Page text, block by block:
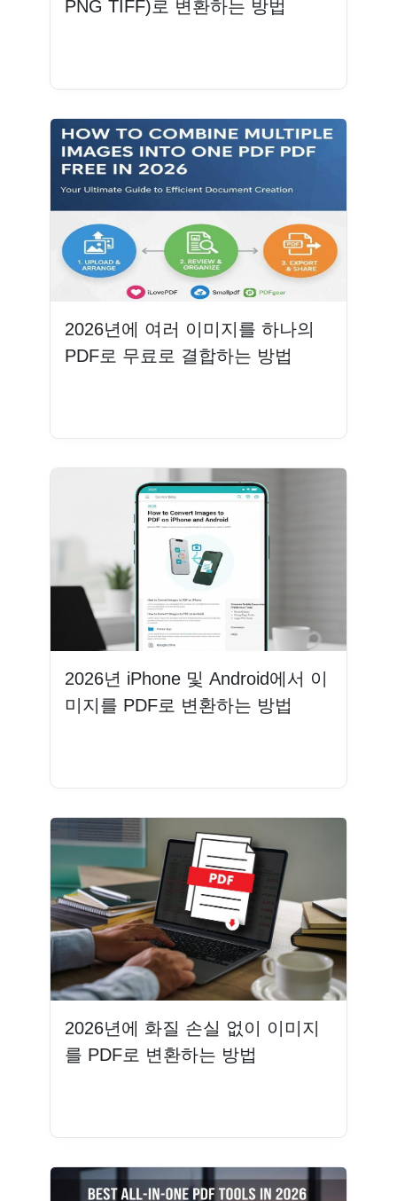
PNG TIFF)로 변환하는 방법
2026년에 여러 이미지를 하나의
PDF로 무료로 결합하는 방법
2026년 iPhone 및 Android에서 이
미지를 PDF로 변환하는 방법
2026년에 화질 손실 없이 이미지
를 PDF로 변환하는 방법